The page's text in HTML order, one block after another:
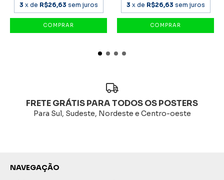
3 x de R$26,63 sem juros 3 x de R$26,63 sem juros
FRETE GRÁTIS PARA TODOS OS POSTERS
Para Sul, Sudeste, Nordeste e Centro-oeste
NAVEGAÇÃO